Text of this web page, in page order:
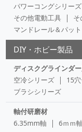
パワーコングシリーズ
その他電動工具
マンドレール＆パット
DIY・ホビー製品
ディスクグラインダ
空冷シリーズ
15
ブラシシリーズ
軸付研磨材
6.35mm軸
6ｍｍ軸